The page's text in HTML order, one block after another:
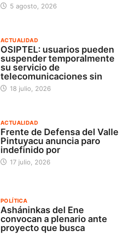
5 agosto, 2026
ACTUALIDAD
OSIPTEL: usuarios pueden
suspender temporalmente
su servicio de
telecomunicaciones sin
18 julio, 2026
ACTUALIDAD
Frente de Defensa del Valle
Pintuyacu anuncia paro
indefinido por
17 julio, 2026
POLÍTICA
Asháninkas del Ene
convocan a plenario ante
proyecto que busca